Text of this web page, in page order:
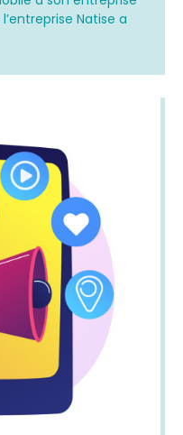
Natise a